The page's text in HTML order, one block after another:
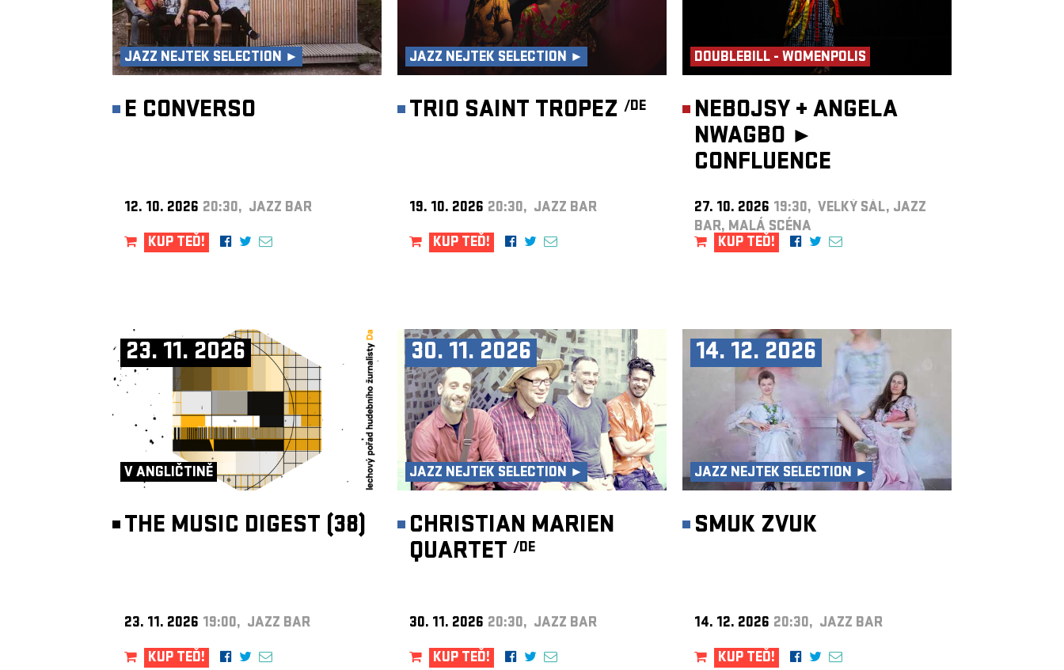
JAZZ NEJTEK SELECTION ►
E CONVERSO
12. 10. 2026 20:30, JAZZ BAR
KUP TEĎ!
JAZZ NEJTEK SELECTION ►
TRIO SAINT TROPEZ /DE
19. 10. 2026 20:30, JAZZ BAR
KUP TEĎ!
DOUBLEBILL - WOMENPOLIS
NEBOJSY + ANGELA
NWAGBO ►
CONFLUENCE
27. 10. 2026 19:30, VELKÝ SÁL, JAZZ
BAR, MALÁ SCÉNA
KUP TEĎ!
23. 11. 2026
V ANGLIČTINĚ
THE MUSIC DIGEST (38)
23. 11. 2026 19:00, JAZZ BAR
KUP TEĎ!
30. 11. 2026
JAZZ NEJTEK SELECTION ►
CHRISTIAN MARIEN
QUARTET /DE
30. 11. 2026 20:30, JAZZ BAR
KUP TEĎ!
14. 12. 2026
JAZZ NEJTEK SELECTION ►
SMUK ZVUK
14. 12. 2026 20:30, JAZZ BAR
KUP TEĎ!